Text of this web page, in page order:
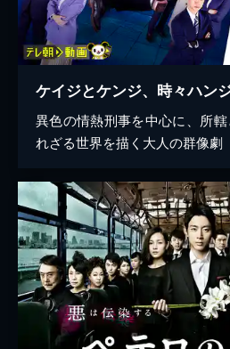
ケイジとケンジ、時々ハンジ
異色の情熱刑事を中心に、所
れざる世界を描く大人の群像劇